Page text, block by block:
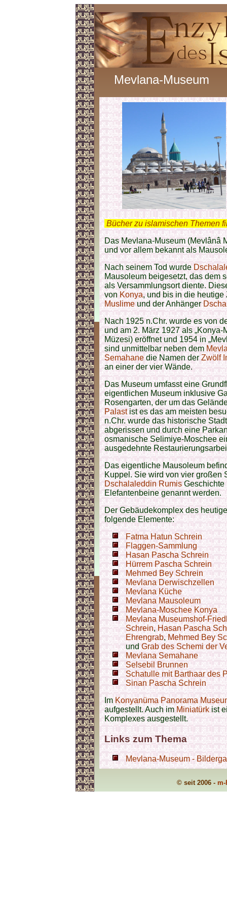
Mevlana-Museum
Bücher zu islamischen Themen
Das Mevlana-Museum (Mevlânâ
und vor allem bekannt als
Nach seinem Tod wurde
Mausoleum beigesetzt, das dem
als Versammlungsort diente.
vonKonya, und bis in die heutige
Muslimeund der Anhänger
Nach 1925 n.Chr. wurde es von
und am 2. März 1927 als „Konya-
Müzesi) eröffnet und 1954 in
sind unmittelbar neben dem
Semahanedie Namen derZwölf
an einer der vier Wände.
Das Museum umfasst eine
eigentlichen Museum inklusive
Rosengarten, der um das
Palastist es das am meisten
n.Chr. wurde das historische
abgerissen und durch eine
osmanische Selimiye-Moschee
ausgedehnte
Das eigentliche Mausoleum
Kuppel. Sie wird von vier großen
Dschalaleddin Rumis
Elefantenbeine genannt werden.
Der Gebäudekomplex des
folgende Elemente:
Fatma Hatun Schrein
Flaggen-Sammlung
Hasan Pascha Schrein
Hürrem Pascha Schrein
Mehmed Bey Schrein
Mevlana Derwischzellen
Mevlana Küche
Mevlana Mausoleum
Mevlana-Moschee Konya
Mevlana Museumshof-
Schrein,Hasan Pascha
Ehrengrab,Mehmed Bey
undGrab des Schemi der
Mevlana Semahane
Selsebil Brunnen
Schatulle mit Barthaar des
Sinan Pascha Schrein
ImKonyanüma Panorama
aufgestellt. Auch imMiniatürkist
Komplexes ausgestellt.
Links zum Thema
Mevlana-Museum -
© seit 2006 -